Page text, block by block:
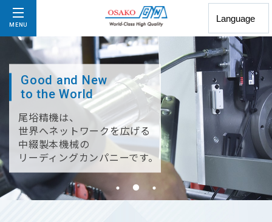
MENU
Good and New
to the World
尾﨏精機は、
世界へネットワークを広げる
中綴製本機械の
リーディングカンパニーです。
Good and New
to the World
尾﨏精機は、
世界へネットワークを広げる
中綴製本機械の
リーディングカンパニーです。
Good and New
to the World
尾﨏精機は、
世界へネットワークを広げる
中綴製本機械の
リーディングカンパニーです。